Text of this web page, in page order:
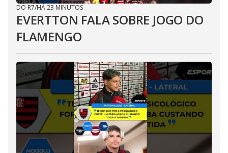
DO R7/HÁ 23 MINUTOS
EVERTTON FALA SOBRE JOGO DO
FLAMENGO